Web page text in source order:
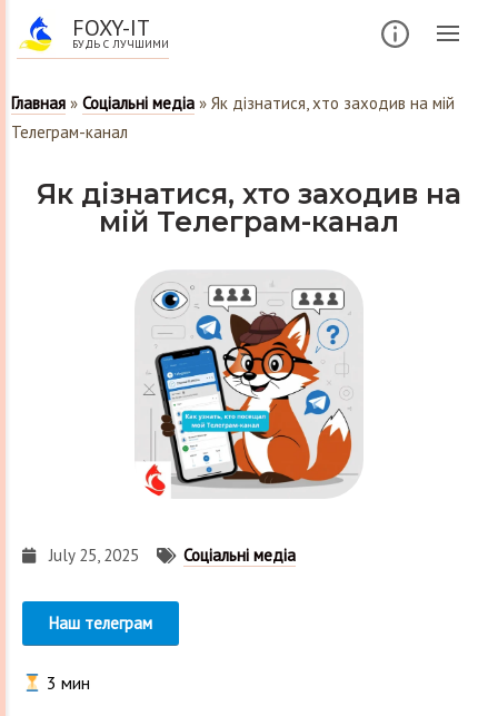
FOXY-IT
БУДЬ С ЛУЧШИМИ
Главная » Соціальні медіа » Як дізнатися, хто заходив на мій
Телеграм-канал
Як дізнатися, хто заходив на
мій Телеграм-канал
July 25, 2025 Соціальні медіа
Наш телеграм
3 мин